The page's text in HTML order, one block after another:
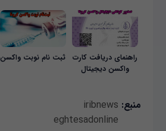
راهنمای دریافت کارت
واکسن دیجیتال
ثبت نام نوبت واکسن
منبع: iribnews
eghtesadonline